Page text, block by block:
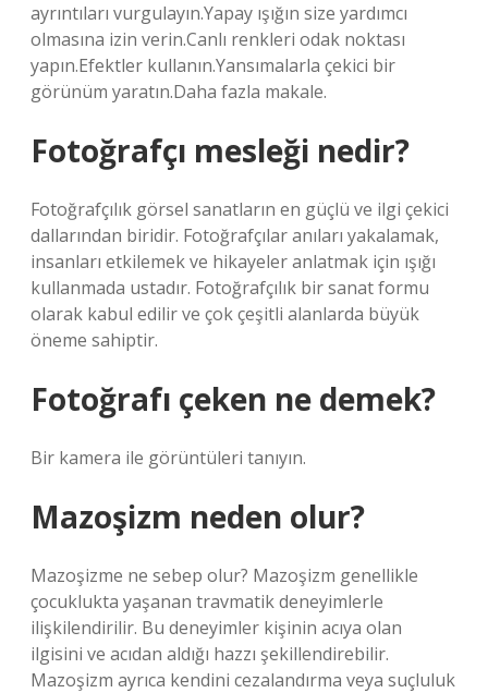
ayrıntıları vurgulayın.Yapay ışığın size yardımcı
olmasına izin verin.Canlı renkleri odak noktası
yapın.Efektler kullanın.Yansımalarla çekici bir
görünüm yaratın.Daha fazla makale.
Fotoğrafçı mesleği nedir?
Fotoğrafçılık görsel sanatların en güçlü ve ilgi çekici
dallarından biridir. Fotoğrafçılar anıları yakalamak,
insanları etkilemek ve hikayeler anlatmak için ışığı
kullanmada ustadır. Fotoğrafçılık bir sanat formu
olarak kabul edilir ve çok çeşitli alanlarda büyük
öneme sahiptir.
Fotoğrafı çeken ne demek?
Bir kamera ile görüntüleri tanıyın.
Mazoşizm neden olur?
Mazoşizme ne sebep olur? Mazoşizm genellikle
çocuklukta yaşanan travmatik deneyimlerle
ilişkilendirilir. Bu deneyimler kişinin acıya olan
ilgisini ve acıdan aldığı hazzı şekillendirebilir.
Mazoşizm ayrıca kendini cezalandırma veya suçluluk